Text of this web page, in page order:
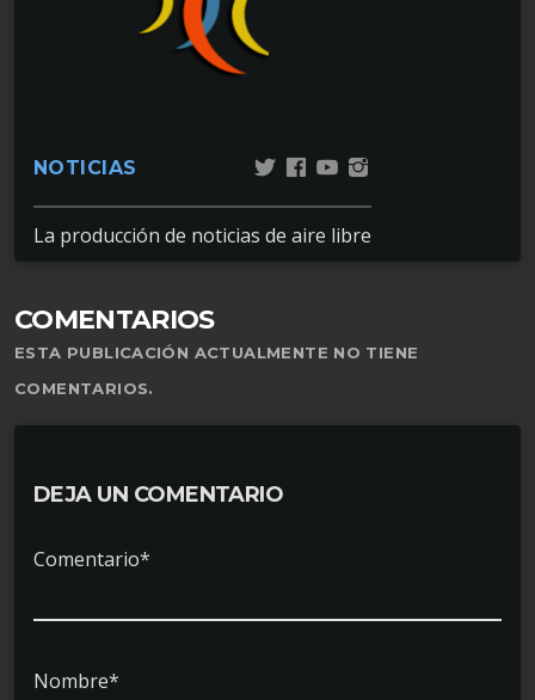
NOTICIAS
La producción de noticias de aire libre
COMENTARIOS
ESTA PUBLICACIÓN ACTUALMENTE NO TIENE
COMENTARIOS.
DEJA UN COMENTARIO
Comentario*
Nombre*